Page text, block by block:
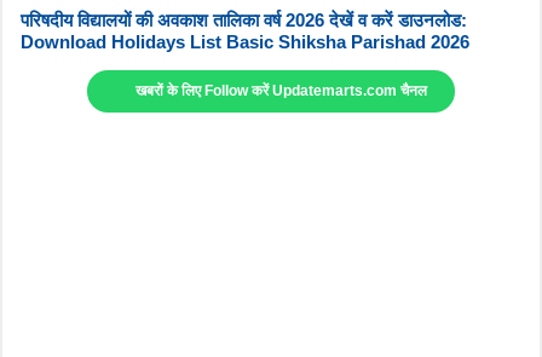
परिषदीय विद्यालयों की अवकाश तालिका वर्ष 2026 देखें व करें डाउनलोड:
Download Holidays List Basic Shiksha Parishad 2026
खबरों के लिए Follow करें Updatemarts.com चैनल